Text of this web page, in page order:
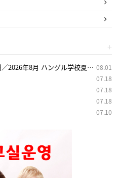
+
08.01
8月 ハングル学校夏休みのお知らせ
07.18
07.18
07.18
07.10